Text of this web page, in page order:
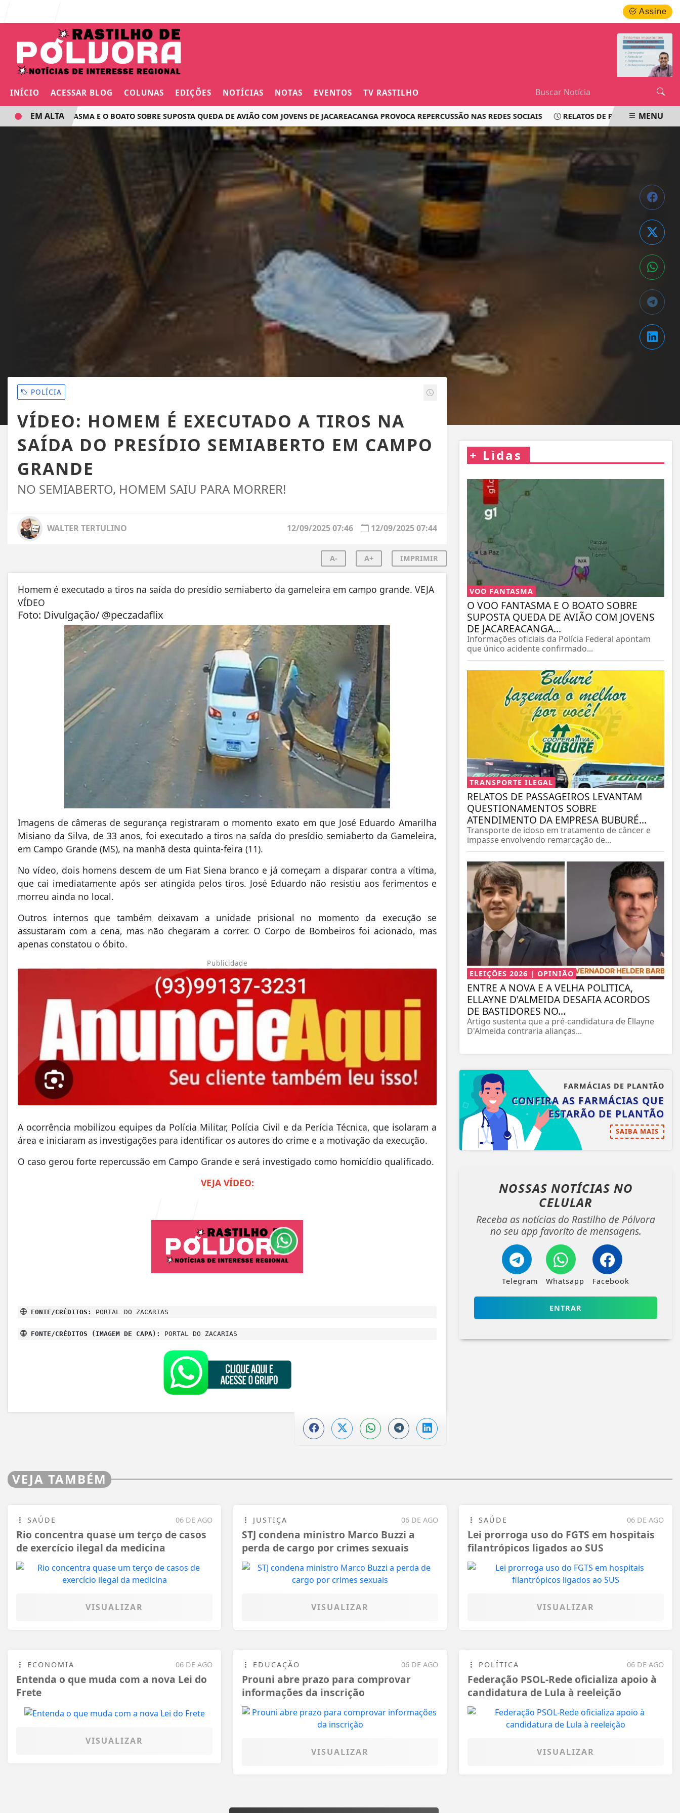
Assine
INÍCIO ACESSAR BLOG COLUNAS EDIÇÕES NOTÍCIAS NOTAS EVENTOS TV RASTILHO
VOO FANTASMA E O BOATO SOBRE SUPOSTA QUEDA DE AVIÃO COM JOVENS DE JACAREACANGA PROVOCA REPERCUSSÃO NAS REDES SOCIAIS RELATOS DE PASSAGEIROS LEVANTAM
EM ALTA MENU
POLÍCIA
VÍDEO: HOMEM É EXECUTADO A TIROS NA
SAÍDA DO PRESÍDIO SEMIABERTO EM CAMPO
GRANDE
NO SEMIABERTO, HOMEM SAIU PARA MORRER!
WALTER TERTULINO 12/09/2025 07:44
12/09/2025 07:46
A- A+ IMPRIMIR
Homem é executado a tiros na saída do presídio semiaberto da gameleira em campo grande. VEJA
VÍDEO
Foto: Divulgação/ @peczadaflix
Imagens de câmeras de segurança registraram o momento exato em que José Eduardo Amarilha
Misiano da Silva, de 33 anos, foi executado a tiros na saída do presídio semiaberto da Gameleira,
em Campo Grande (MS), na manhã desta quinta-feira (11).
No vídeo, dois homens descem de um Fiat Siena branco e já começam a disparar contra a vítima,
que cai imediatamente após ser atingida pelos tiros. José Eduardo não resistiu aos ferimentos e
morreu ainda no local.
Outros internos que também deixavam a unidade prisional no momento da execução se
assustaram com a cena, mas não chegaram a correr. O Corpo de Bombeiros foi acionado, mas
apenas constatou o óbito.
Publicidade
A ocorrência mobilizou equipes da Polícia Militar, Polícia Civil e da Perícia Técnica, que isolaram a
área e iniciaram as investigações para identificar os autores do crime e a motivação da execução.
O caso gerou forte repercussão em Campo Grande e será investigado como homicídio qualificado.
VEJA VÍDEO:
FONTE/CRÉDITOS: PORTAL DO ZACARIAS
FONTE/CRÉDITOS (IMAGEM DE CAPA): PORTAL DO ZACARIAS
+ Lidas
VOO FANTASMA
O VOO FANTASMA E O BOATO SOBRE
SUPOSTA QUEDA DE AVIÃO COM JOVENS
DE JACAREACANGA...
Informações oficiais da Polícia Federal apontam
que único acidente confirmado...
TRANSPORTE ILEGAL
RELATOS DE PASSAGEIROS LEVANTAM
QUESTIONAMENTOS SOBRE
ATENDIMENTO DA EMPRESA BUBURÉ...
Transporte de idoso em tratamento de câncer e
impasse envolvendo remarcação de...
ELEIÇÕES 2026 | OPINIÃO
ENTRE A NOVA E A VELHA POLITICA,
ELLAYNE D'ALMEIDA DESAFIA ACORDOS
DE BASTIDORES NO...
Artigo sustenta que a pré-candidatura de Ellayne
D'Almeida contraria alianças...
FARMÁCIAS DE PLANTÃO
CONFIRA AS FARMÁCIAS QUE
ESTARÃO DE PLANTÃO
SAIBA MAIS
NOSSAS NOTÍCIAS NO
CELULAR
Receba as notícias do Rastilho de Pólvora
no seu app favorito de mensagens.
Telegram Whatsapp Facebook
ENTRAR
VEJA TAMBÉM
06 DE AGO
SAÚDE
Rio concentra quase um terço de casos
de exercício ilegal da medicina
VISUALIZAR
06 DE AGO
JUSTIÇA
STJ condena ministro Marco Buzzi a
perda de cargo por crimes sexuais
VISUALIZAR
06 DE AGO
SAÚDE
Lei prorroga uso do FGTS em hospitais
filantrópicos ligados ao SUS
VISUALIZAR
06 DE AGO
ECONOMIA
Entenda o que muda com a nova Lei do
Frete
VISUALIZAR
06 DE AGO
EDUCAÇÃO
Prouni abre prazo para comprovar
informações da inscrição
VISUALIZAR
06 DE AGO
POLÍTICA
Federação PSOL-Rede oficializa apoio à
candidatura de Lula à reeleição
VISUALIZAR